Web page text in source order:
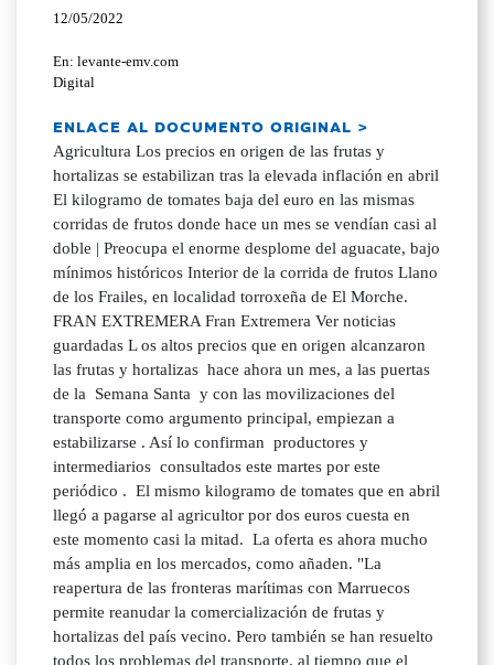
12/05/2022
En: levante-emv.com
Digital
ENLACE AL DOCUMENTO ORIGINAL >
Agricultura Los precios en origen de las frutas y
hortalizas se estabilizan tras la elevada inflación en abril
El kilogramo de tomates baja del euro en las mismas
corridas de frutos donde hace un mes se vendían casi al
doble | Preocupa el enorme desplome del aguacate, bajo
mínimos históricos Interior de la corrida de frutos Llano
de los Frailes, en localidad torroxeña de El Morche.
FRAN EXTREMERA Fran Extremera Ver noticias
guardadas L os altos precios que en origen alcanzaron
las frutas y hortalizas hace ahora un mes, a las puertas
de la Semana Santa y con las movilizaciones del
transporte como argumento principal, empiezan a
estabilizarse . Así lo confirman productores y
intermediarios consultados este martes por este
periódico . El mismo kilogramo de tomates que en abril
llegó a pagarse al agricultor por dos euros cuesta en
este momento casi la mitad. La oferta es ahora mucho
más amplia en los mercados, como añaden. "La
reapertura de las fronteras marítimas con Marruecos
permite reanudar la comercialización de frutas y
hortalizas del país vecino. Pero también se han resuelto
todos los problemas del transporte, al tiempo que el